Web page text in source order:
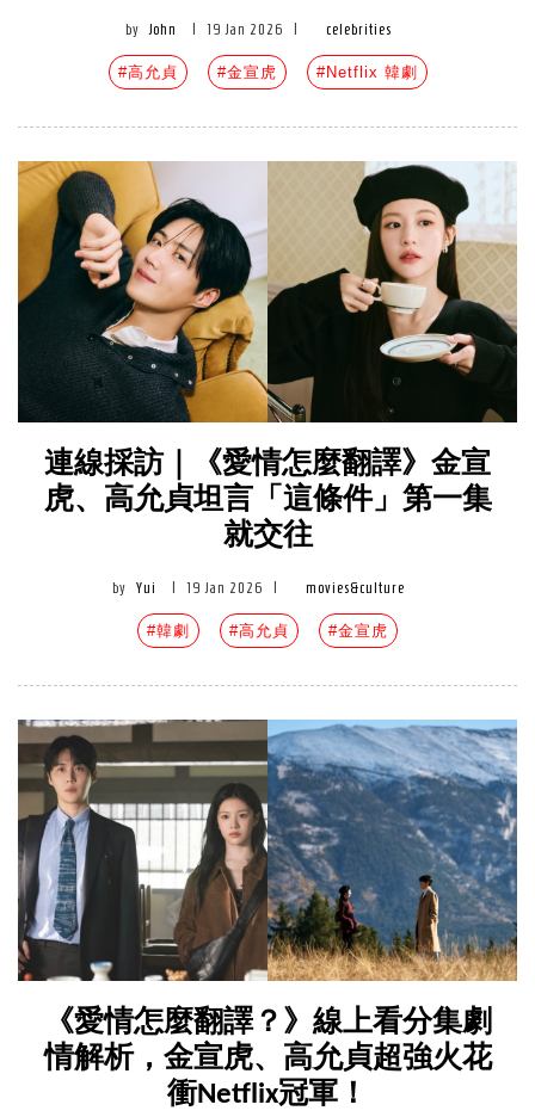
by John 19 Jan 2026 celebrities
#高允貞 #金宣虎 #Netflix 韓劇
連線採訪｜《愛情怎麼翻譯》金宣
虎、高允貞坦言「這條件」第一集
就交往
by Yui 19 Jan 2026 movies&culture
#韓劇 #高允貞 #金宣虎
《愛情怎麼翻譯？》線上看分集劇
情解析，金宣虎、高允貞超強火花
衝Netflix冠軍！